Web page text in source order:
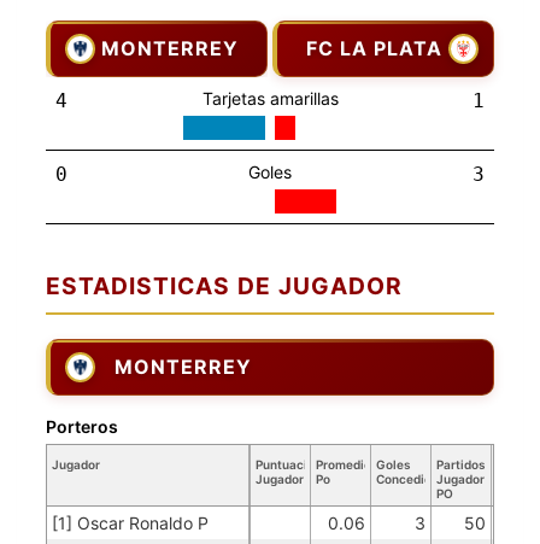
MONTERREY FC LA PLATA
4 Tarjetas amarillas 1
0 Goles 3
ESTADISTICAS DE JUGADOR
MONTERREY
Jugador
Puntuación
Jugador
Promedio
Po
Goles
Concedidos
Partidos
Jugador
PO
[1] Oscar Ronaldo P 0.06 3
50
Porteros